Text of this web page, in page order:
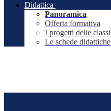
Didattica
Panoramica
Offerta formativa
I progetti delle classi
Le schede didattiche